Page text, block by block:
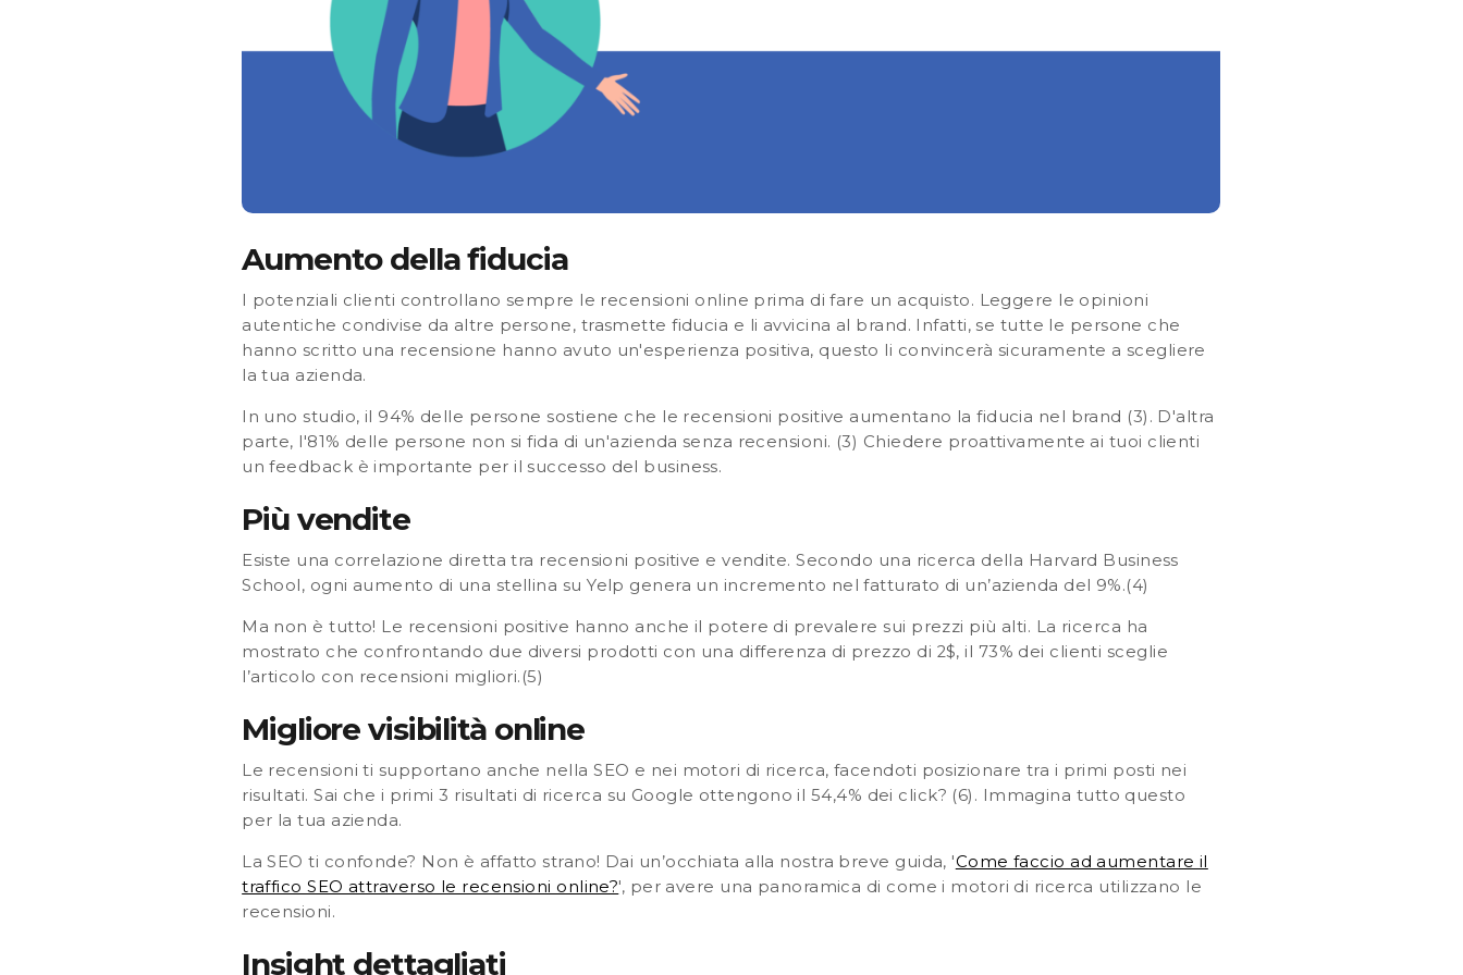
Aumento della fiducia
I potenziali clienti controllano sempre le recensioni online prima di fare un acquisto. Leggere le opinioni
autentiche condivise da altre persone, trasmette fiducia e li avvicina al brand. Infatti, se tutte le persone che
hanno scritto una recensione hanno avuto un'esperienza positiva, questo li convincerà sicuramente a scegliere
la tua azienda.
In uno studio, il 94% delle persone sostiene che le recensioni positive aumentano la fiducia nel brand (3). D'altra
parte, l'81% delle persone non si fida di un'azienda senza recensioni. (3) Chiedere proattivamente ai tuoi clienti
un feedback è importante per il successo del business.
Più vendite
Esiste una correlazione diretta tra recensioni positive e vendite. Secondo una ricerca della Harvard Business
School, ogni aumento di una stellina su Yelp genera un incremento nel fatturato di un’azienda del 9%.(4)
Ma non è tutto! Le recensioni positive hanno anche il potere di prevalere sui prezzi più alti. La ricerca ha
mostrato che confrontando due diversi prodotti con una differenza di prezzo di 2$, il 73% dei clienti sceglie
l’articolo con recensioni migliori. (5)
Migliore visibilità online
Le recensioni ti supportano anche nella SEO e nei motori di ricerca, facendoti posizionare tra i primi posti nei
risultati. Sai che i primi 3 risultati di ricerca su Google ottengono il 54,4% dei click? (6). Immagina tutto questo
per la tua azienda.
La SEO ti confonde? Non è affatto strano! Dai un’occhiata alla nostra breve guida, 'Come faccio ad aumentare il
traffico SEO attraverso le recensioni online?', per avere una panoramica di come i motori di ricerca utilizzano le
recensioni.
Insight dettagliati